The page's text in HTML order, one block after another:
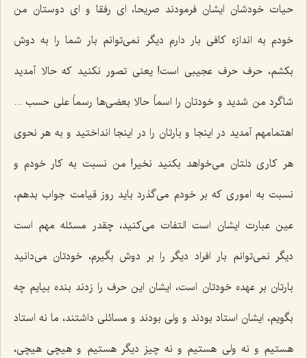
حیات خودشان ایشان فرمودند صریحا، ای رفقا و ای دوستان من
خودم به اندازه کافی بار دارم دیگر نمی‌توانم بار شما را به دوش
بکشم، حرف حرف عجیبی است! یعنی تصور نکنید که حالا آمدید
شاگرد من شدید و خودتان را اسماً حالا بعضی‌ها رسماً علی حسب ...
اهتمامهم آمدید در اینجا و بارتان را در اینجا انداختید و به هر نحوی
هر کاری دلتان می‌خواهد بکنید نخیر! من نسبت به کار خودم و
نسبت به اموری که بر خودم می‌گذرد باید روز قیامت جواب بدهم،
عین عبارت ایشان است التفات می‌کنید، چقدر مسئله مهم است
دیگر نمی‌توانم بار افراد دیگر را بر دوش بگیرم، خودتان می‌دانید
بارتان بر عهده خودتان است، ایشان این حرف را زدند بنده بیایم چه
بگویم، ایشان استاد بودند و ولی بودند و مسائلی داشتند، ما نه استاد
هستیم و نه ولی هستیم و نه چیز دیگر هستیم و هیچی هیچی،